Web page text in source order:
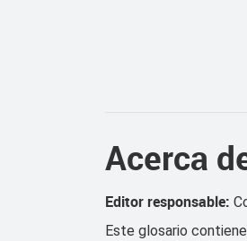
Acerca
Editor responsable:
Este glosario